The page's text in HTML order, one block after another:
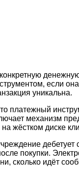
если
уникальна.
платежный
механизм
жёстком диске
дебетует
покупки.
сколько идёт